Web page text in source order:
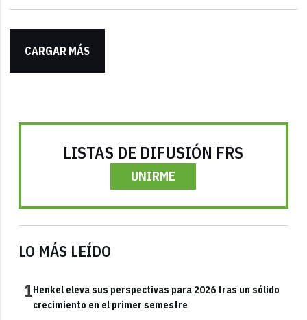
CARGAR MÁS
LISTAS DE DIFUSIÓN FRS
UNIRME
LO MÁS LEÍDO
1Henkel eleva sus perspectivas para 2026 tras un sólido
crecimiento en el primer semestre